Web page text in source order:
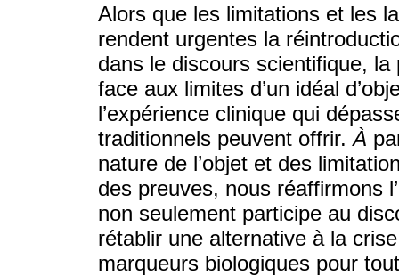
Alors que les limitations et les
rendent urgentes la
dans le discours scientifique, la
face aux limites d’un idéal
l’expérience clinique qui
traditionnels peuvent offrir.À
nature de l’objet et des
des preuves, nous réaffirmons
non seulement participe au
rétablir une alternative à la
marqueurs biologiques pour